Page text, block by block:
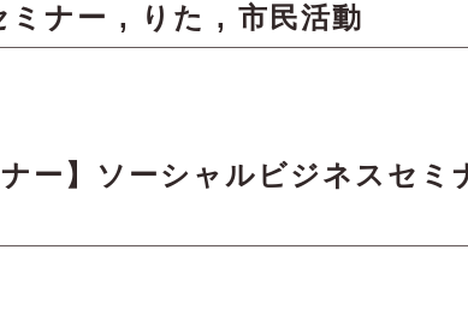
ミナー , りた , 市民活動
ー】ソーシャルビジネスセミ